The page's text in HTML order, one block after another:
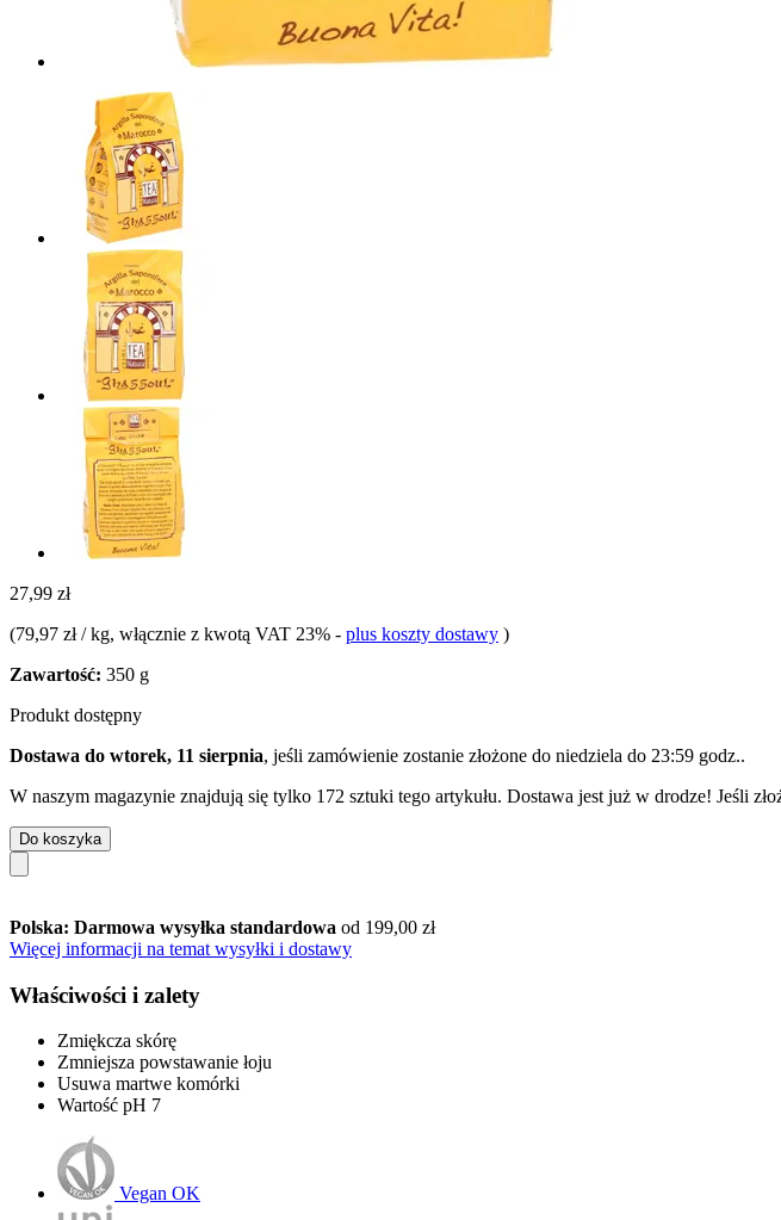
27,99 zł
(79,97 zł / kg, włącznie z kwotą VAT 23% - plus koszty dostawy )
Zawartość: 350 g
Produkt dostępny
Dostawa do wtorek, 11 sierpnia, jeśli zamówienie zostanie złożone do niedziela do 23:59 godz..
W naszym magazynie znajdują się tylko 172 sztuki tego artykułu. Dostawa jest już w drodze! Jeśli
Do koszyka
Polska: Darmowa wysyłka standardowa od 199,00 zł
Więcej informacji na temat wysyłki i dostawy
Właściwości i zalety
Zmiękcza skórę
Zmniejsza powstawanie łoju
Usuwa martwe komórki
Wartość pH 7
Vegan OK